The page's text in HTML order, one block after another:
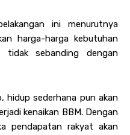
ini menurutnya
harga-harga kebutuhan
sebanding dengan
hidup sederhana pun akan
kenaikan BBM. Dengan
pendapatan rakyat akan